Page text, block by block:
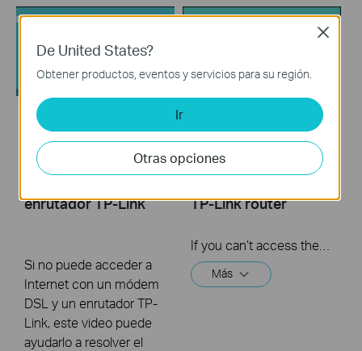
¿Qué debo hacer si
no puedo acceder a
Internet? - Usando
enrutador TP-Link
Si no puede acceder a
Internet con un módem
DSL y un enrutador TP-
Link, este video puede
ayudarlo a resolver el
What should I do if I
cannot access the
internet? - Using a
TP-Link router
Más
De United States?
Obtener productos, eventos y servicios para su región.
Ir
Otras opciones
Close